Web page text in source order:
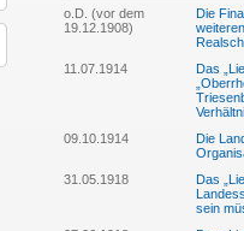
o.D. (vor dem
19.12.1908)
Die
11.07.1914
Das
09.10.1914
Die
31.05.1918
Das
sein